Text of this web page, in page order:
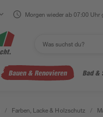
Morgen wieder ab 07:00 Uhr
Bauen & Renovieren Bad &
/ Farben, Lacke & Holzschutz /